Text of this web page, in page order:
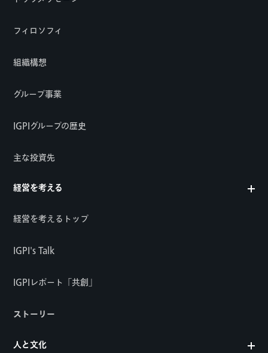
フィロソフィ
組織構想
グループ事業
IGPIグループの歴史
主な投資先
経営を考える
経営を考えるトップ
IGPI's Talk
IGPIレポート「共創」
ストーリー
人と文化